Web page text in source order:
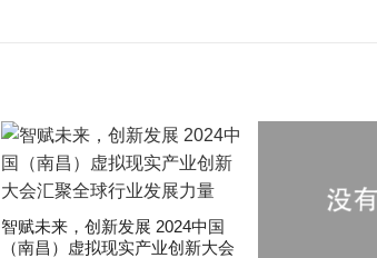
智赋未来，创新发展 2024中国
（南昌）虚拟现实产业创新大会